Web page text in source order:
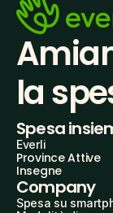
la
Spesa
Everli
Province Attive
Insegne
Company
Spesa su